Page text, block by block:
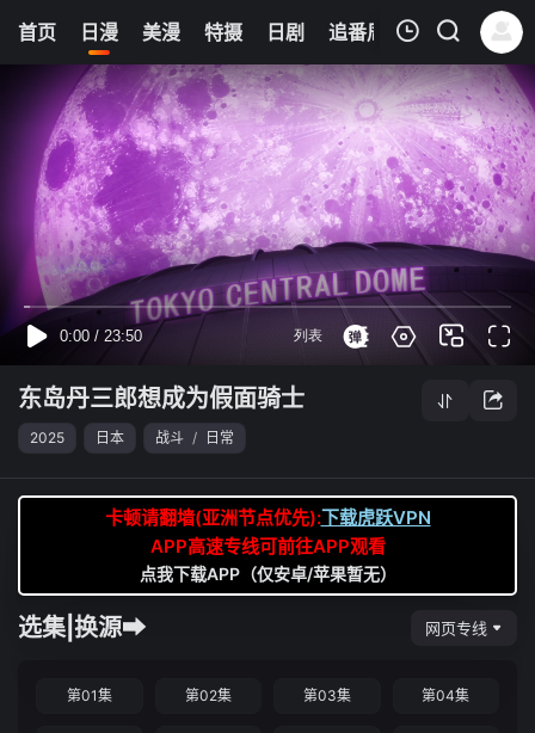
首页 日漫 美漫 特摄 日剧 追番周表 今日更新
6
我的观影记录
第23集
东岛丹三郎想成为假面骑士
清空
东岛丹三郎想成为假面骑士
2025 日本 战斗 / 日常
卡顿请翻墙(亚洲节点优先):下载虎跃VPN
APP高速专线可前往APP观看
点我下载APP（仅安卓/苹果暂无）
选集|换源➡ 网页专线
第01集 第02集 第03集 第04集